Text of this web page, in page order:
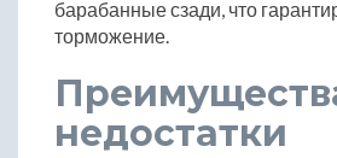
барабанные сзади, что
торможение.
недостатки